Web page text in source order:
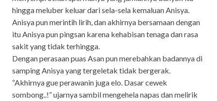
hingga meluber keluar dari sela-sela kemaluan Anisya.
Anisya pun merintih lirih, dan akhirnya bersamaan dengan
itu Anisya pun pingsan karena kehabisan tenaga dan rasa
sakit yang tidak terhingga.
Dengan perasaan puas Asan pun merebahkan badannya di
samping Anisya yang tergeletak tidak bergerak.
“Akhirnya gue perawanin juga elo. Dasar cewek
sombong..!” ujarnya sambil mengehela napas dan melirik